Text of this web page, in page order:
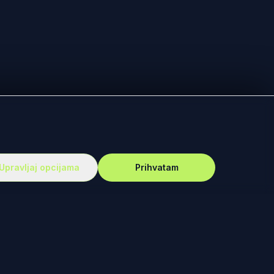
Upravljaj opcijama Prihvatam